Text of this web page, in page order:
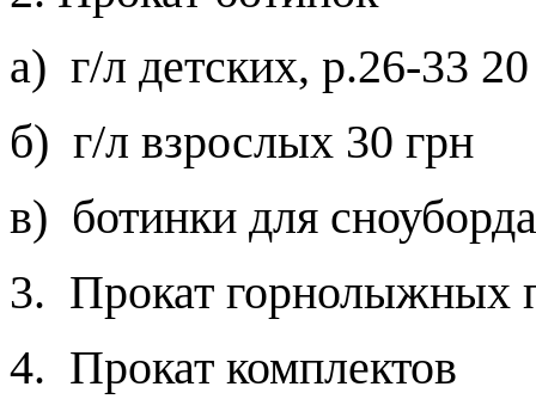
а) г/л детских, р.26-33
б) г/л взрослых 30 грн
в) ботинки для
3. Прокат горнолыжных
4. Прокат комплектов